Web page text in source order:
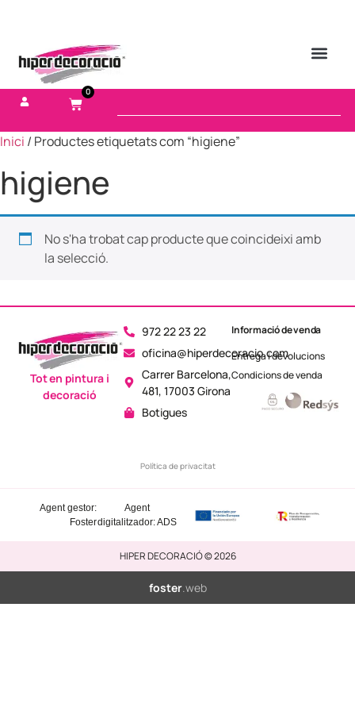
0
Inici / Productes etiquetats com “higiene”
higiene
No s'ha trobat cap producte que coincideixi amb
la selecció.
972 22 23 22
oficina@hiperdecoracio.com
Carrer Barcelona,
481, 17003 Girona
Botigues
Política de privacitat
Tot en pintura i
decoració
Informació de venda
Entrega i devolucions
Condicions de venda
Agent
digitalitzador: ADS
Agent gestor:
Foster
HIPER DECORACIÓ © 2026
foster.web